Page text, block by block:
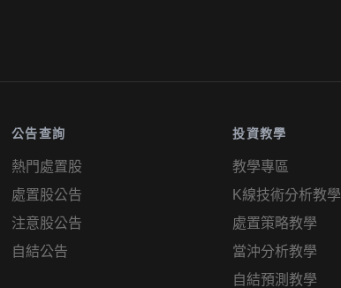
公告查詢
熱門處置股
處置股公告
注意股公告
自結公告
投資教學
教學專區
K線技術分析教學
處置策略教學
當沖分析教學
自結預測教學